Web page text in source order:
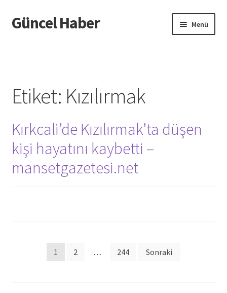
Dolaşıma
geç
İçeriğe
geç
Güncel Haber Menü
Etiket: Kızılırmak
Kırkcali’de Kızılırmak’ta düşen
kişi hayatını kaybetti –
mansetgazetesi.net
1 2 … 244 Sonraki